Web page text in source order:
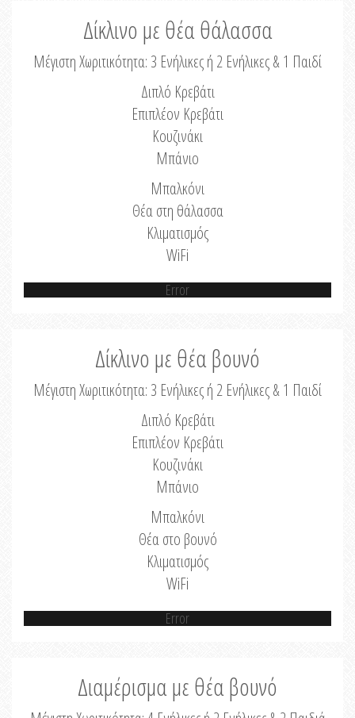
Δίκλινο με θέα θάλασσα
Μέγιστη Χωριτικότητα: 3 Ενήλικες ή 2 Ενήλικες & 1 Παιδί
Διπλό Κρεβάτι
Επιπλέον Κρεβάτι
Κουζινάκι
Μπάνιο
Μπαλκόνι
Θέα στη θάλασσα
Κλιματισμός
WiFi
Error
Δίκλινο με θέα βουνό
Μέγιστη Χωριτικότητα: 3 Ενήλικες ή 2 Ενήλικες & 1 Παιδί
Διπλό Κρεβάτι
Επιπλέον Κρεβάτι
Κουζινάκι
Μπάνιο
Μπαλκόνι
Θέα στο βουνό
Κλιματισμός
WiFi
Error
Διαμέρισμα με θέα βουνό